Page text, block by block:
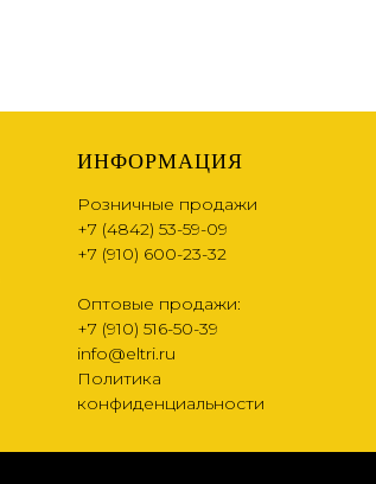
ИНФОРМАЦИЯ
Розничные продажи
+7 (4842) 53-59-09
+7 (910) 600-23-32
Оптовые продажи:
+7 (910) 516-50-39
info@eltri.ru
Политика
конфиденциальности